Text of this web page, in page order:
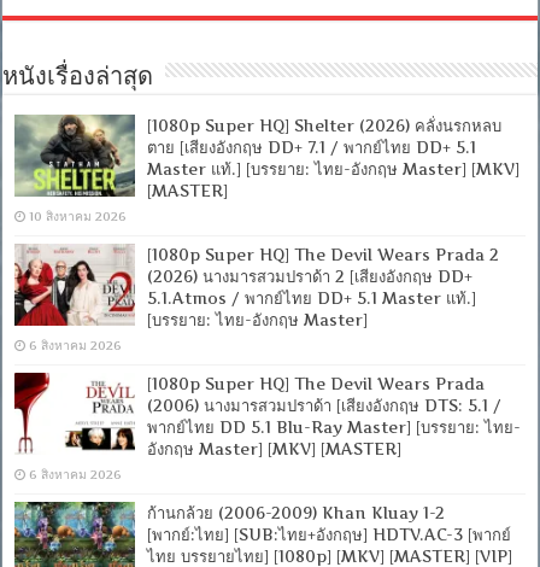
หนังเรื่องล่าสุด
[1080p Super HQ] Shelter (2026) คลั่งนรกหลบ
ตาย [เสียงอังกฤษ DD+ 7.1 / พากย์ไทย DD+ 5.1
Master แท้.] [บรรยาย: ไทย-อังกฤษ Master] [MKV]
[MASTER]
10 สิงหาคม 2026
[1080p Super HQ] The Devil Wears Prada 2
(2026) นางมารสวมปราด้า 2 [เสียงอังกฤษ DD+
5.1.Atmos / พากย์ไทย DD+ 5.1 Master แท้.]
[บรรยาย: ไทย-อังกฤษ Master]
6 สิงหาคม 2026
[1080p Super HQ] The Devil Wears Prada
(2006) นางมารสวมปราด้า [เสียงอังกฤษ DTS: 5.1 /
พากย์ไทย DD 5.1 Blu-Ray Master] [บรรยาย: ไทย-
อังกฤษ Master] [MKV] [MASTER]
6 สิงหาคม 2026
ก้านกล้วย (2006-2009) Khan Kluay 1-2
[พากย์:ไทย] [SUB:ไทย+อังกฤษ] HDTV.AC-3 [พากย์
ไทย บรรยายไทย] [1080p] [MKV] [MASTER] [VIP]